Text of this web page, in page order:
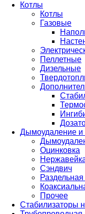
Котлы
Котлы
Газовые
Пеллетные
Дизельные
Дымоудаление и
Оцинковка
Сэндвич
Прочее
Стабилизаторы